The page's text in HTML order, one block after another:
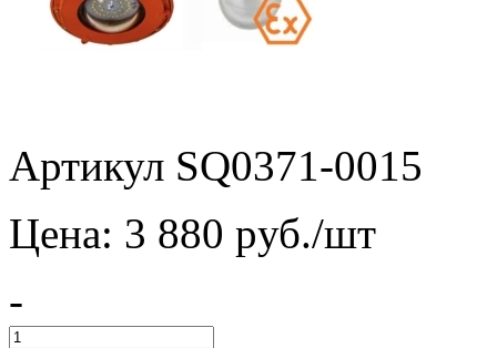
Артикул SQ0371-0015
Цена: 3 880 pуб./шт
-